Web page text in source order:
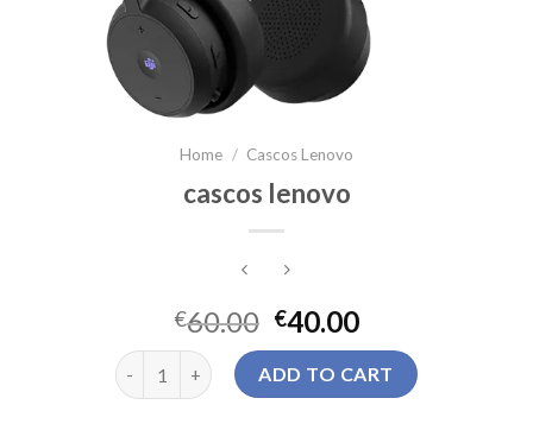
Home / Cascos Lenovo
cascos lenovo
€60.00 €40.00
cascos lenovo quantityADD TO CART